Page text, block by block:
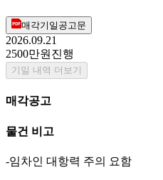
매각기일공고문
2026.09.21
2500만원 진행
기일 내역 더보기
매각공고
물건 비고
-임차인 대항력 주의 요함